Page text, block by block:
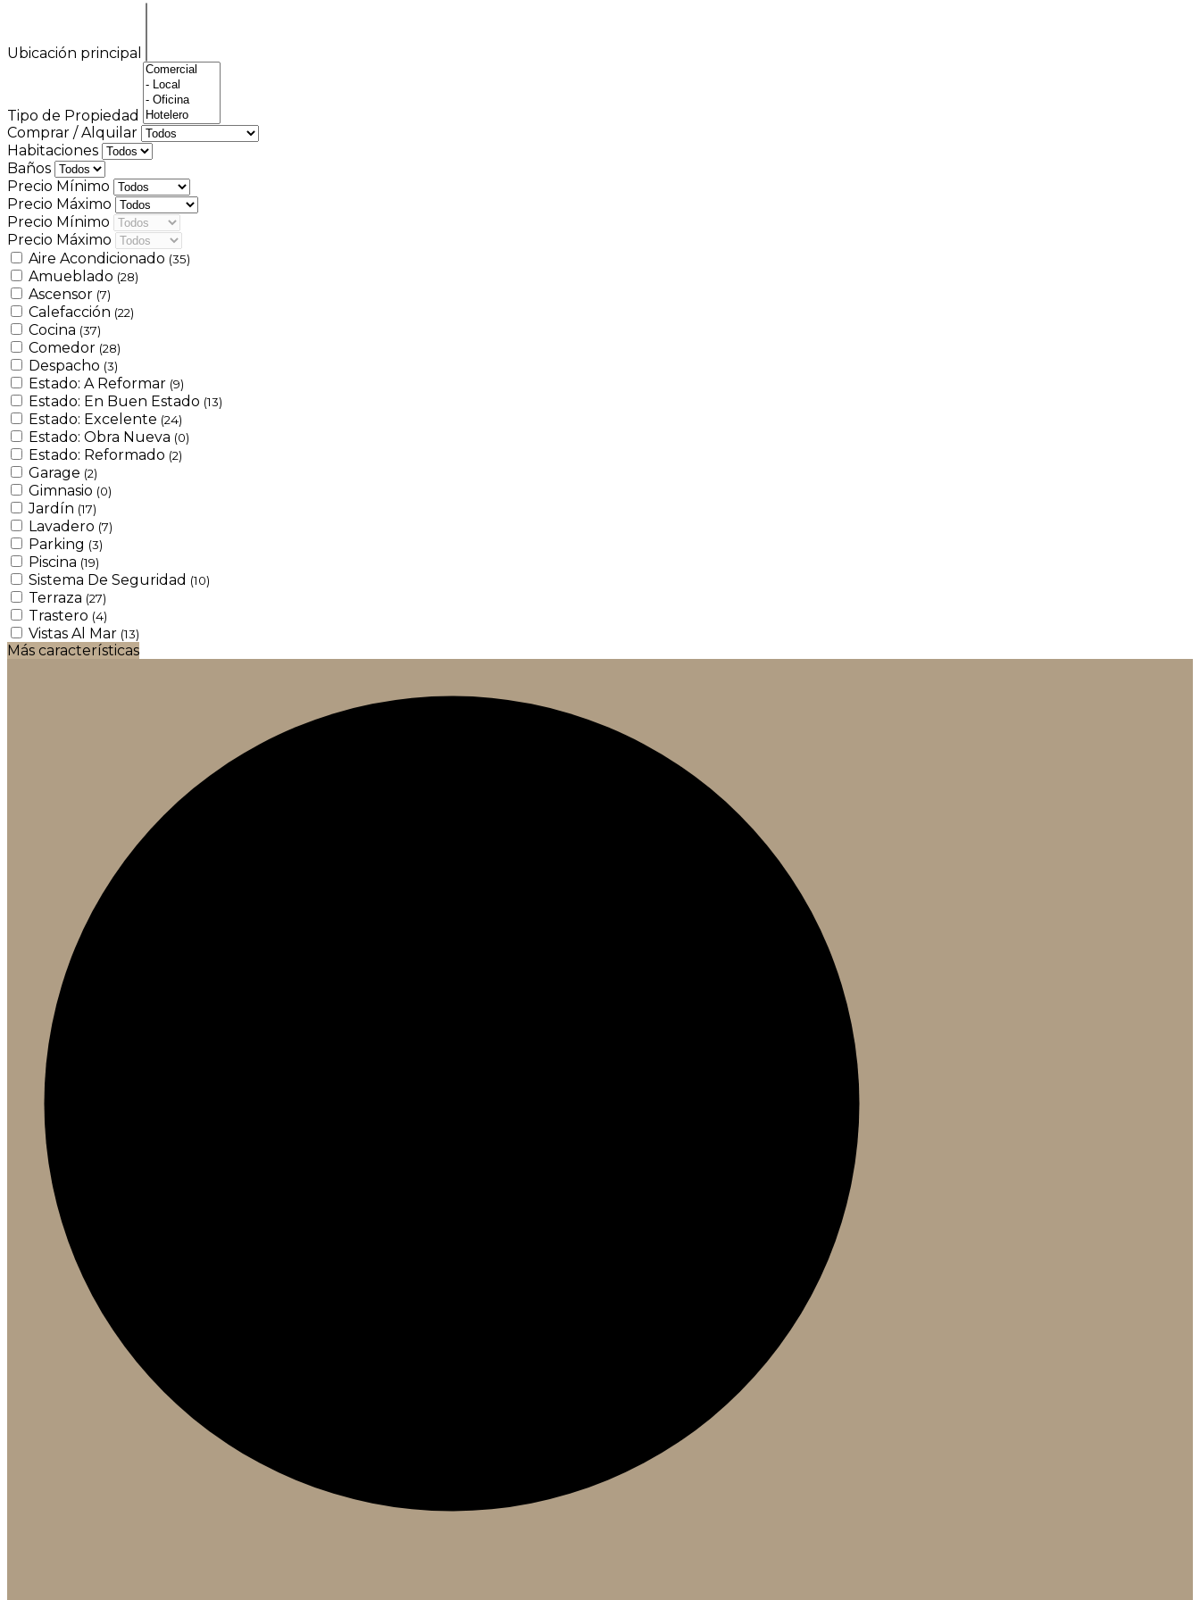
Ubicación principal
Tipo de Propiedad
Comprar / Alquilar
Habitaciones
Baños
Precio Mínimo
Precio Máximo
Precio Mínimo
Precio Máximo
Aire Acondicionado (35)
Amueblado (28)
Ascensor (7)
Calefacción (22)
Cocina (37)
Comedor (28)
Despacho (3)
Estado: A Reformar (9)
Estado: En Buen Estado (13)
Estado: Excelente (24)
Estado: Obra Nueva (0)
Estado: Reformado (2)
Garage (2)
Gimnasio (0)
Jardín (17)
Lavadero (7)
Parking (3)
Piscina (19)
Sistema De Seguridad (10)
Terraza (27)
Trastero (4)
Vistas Al Mar (13)
Más características